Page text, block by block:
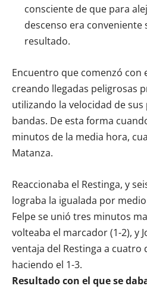
consciente de que para
descenso era conveniente
resultado.
Encuentro que comenzó con
creando llegadas peligrosas
utilizando la velocidad de
bandas. De esta forma
minutos de la media hora,
Matanza.
Reaccionaba el Restinga, y
lograba la igualada por
Felpe se unió tres minutos
volteaba el marcador (1-2), y
ventaja del Restinga a cuatro
haciendo el 1-3.
Resultado con el que se